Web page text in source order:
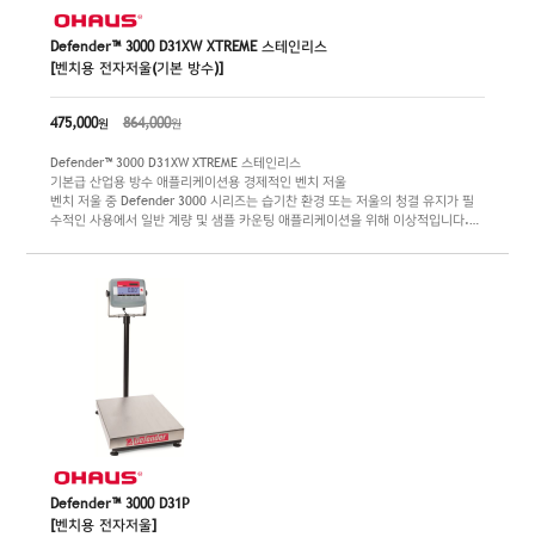
Defender™ 3000 D31XW XTREME 스테인리스
[벤치용 전자저울(기본 방수)]
475,000원 864,000원
Defender™ 3000 D31XW XTREME 스테인리스
기본급 산업용 방수 애플리케이션용 경제적인 벤치 저울
벤치 저울 중 Defender 3000 시리즈는 습기찬 환경 또는 저울의 청결 유지가 필
수적인 사용에서 일반 계량 및 샘플 카운팅 애플리케이션을 위해 이상적입니다.
와 후광 LCD 디스플레이가 있는 4X/IP65 스테인리스 인디게이터와 충전용 내장
배터리 구조가 특징입니다.
최대 용량 : 30 kg / 60 kg / 150 kg / 300 kg
정밀도 : 5 g / 10 g / 20 g / 50 g
Defender™ 3000 D31P
[벤치용 전자저울]